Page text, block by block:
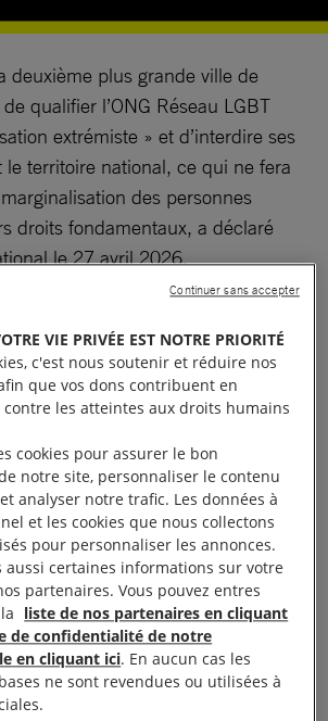
deuxième plus grande ville de
qualifier l’ONG Réseau LGBT
extrémiste » et d’interdire ses
le territoire national, ce qui ne fera
des personnes
droits fondamentaux, a déclaré
le 27 avril 2026.
à l’issue d’audiences à huis
demandé le ministère de la Justice,
qui ont suivi des décisions
d’« organisations extrémistes »
LGBTI : Vykhod (« Coming
le Centre de ressources
le Centre communautaire de
initiatives LGBT+, l’association
et Parni+, un projet
sur les thèmes LGBTI.
2023, la Cour suprême a
LGBT international “ – qui
VIE PRIVÉE EST NOTRE PRIORITÉ
c'est nous soutenir et réduire nos
que vos dons contribuent en
les atteintes aux droits humains
cookies pour assurer le bon
notre site, personnaliser le contenu
analyser notre trafic. Les données à
et les cookies que nous collectons
pour personnaliser les annonces.
aussi certaines informations sur votre
partenaires. Vous pouvez entres
liste de nos partenaires en cliquant
de confidentialité de notre
en cliquant ici. En aucun cas les
ne sont revendues ou utilisées à
Continuer sans accepter